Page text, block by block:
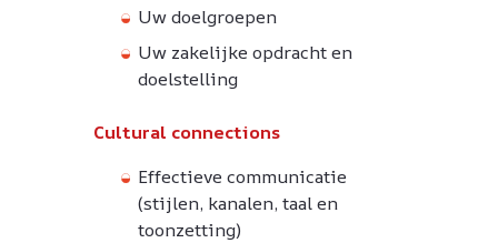
Uw doelgroepen
Uw zakelijke opdracht en
doelstelling
Cultural connections
Effectieve communicatie
(stijlen, kanalen, taal en
toonzetting)